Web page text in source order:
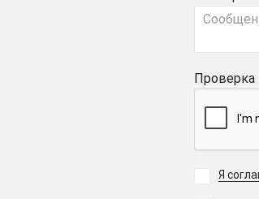
Проверка
Я